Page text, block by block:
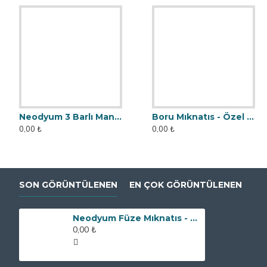
Neodyum 3 Barlı Manyetik Elek Mıknatıs Seperatör
0,00 ₺
Boru Mıknatıs - Özel Üretim Fişek Tipi
0,00 ₺
SON GÖRÜNTÜLENEN EN ÇOK GÖRÜNTÜLENEN
Neodyum Füze Mıknatıs - Manyetik Seperatör - 12000 Gauss - DN250 Giriş Çıkışlı
0,00 ₺